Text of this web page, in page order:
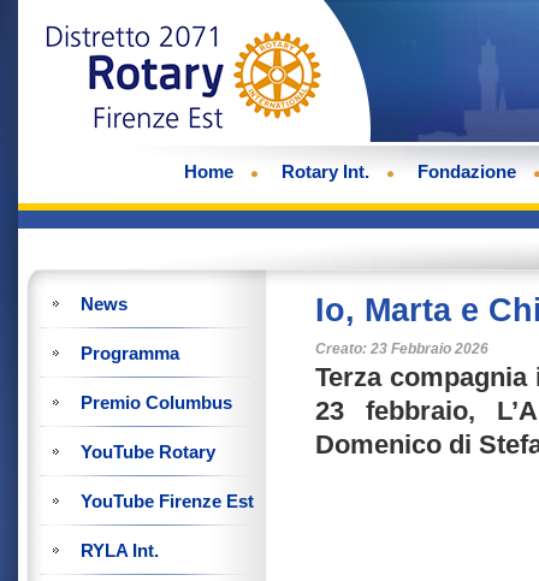
Home Rotary Int. Fondazione
News
Programma
Premio Columbus
YouTube Rotary
YouTube Firenze Est
RYLA Int.
Io, Marta e
Creato: 23 Febbraio 2026
Terza
23 febbraio,
Domenico di